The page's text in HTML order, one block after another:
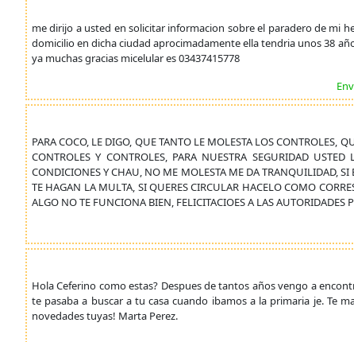
me dirijo a usted en solicitar informacion sobre el paradero de mi
domicilio en dicha ciudad aprocimadamente ella tendria unos 38
ya muchas gracias micelular es 03437415778
PARA COCO, LE DIGO, QUE TANTO LE MOLESTA LOS CONTROLES,
CONTROLES Y CONTROLES, PARA NUESTRA SEGURIDAD
CONDICIONES Y CHAU, NO ME MOLESTA ME DA TRANQUILIDAD,
TE HAGAN LA MULTA, SI QUERES CIRCULAR HACELO COMO
ALGO NO TE FUNCIONA BIEN, FELICITACIOES A LAS
Hola Ceferino como estas? Despues de tantos años vengo a
te pasaba a buscar a tu casa cuando ibamos a la primaria je. Te
novedades tuyas! Marta Perez.